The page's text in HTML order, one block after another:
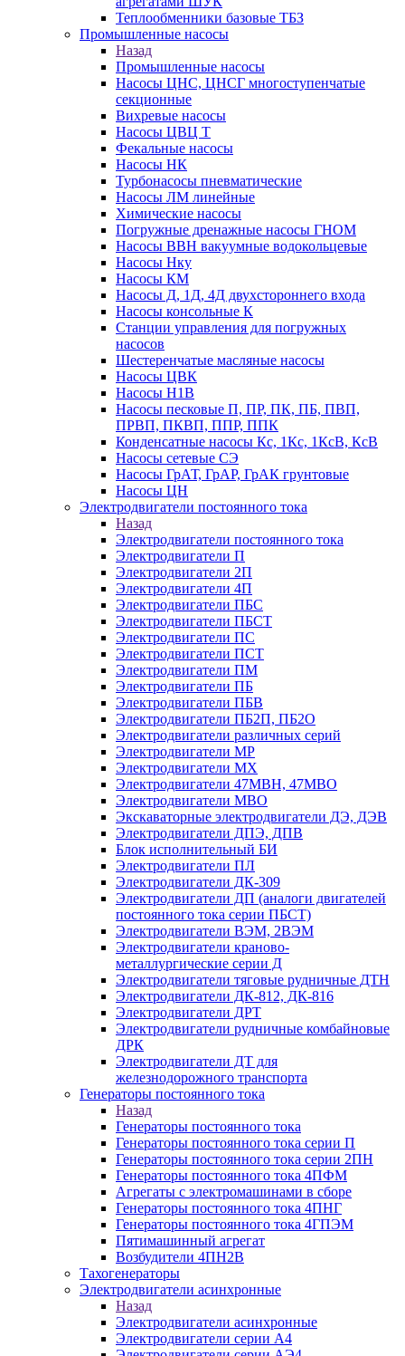
Теплообменники базовые ТБЗ
Промышленные насосы
Назад
Промышленные насосы
Насосы ЦНС, ЦНСГ многоступенчатые
секционные
Вихревые насосы
Насосы ЦВЦ Т
Фекальные насосы
Насосы НК
Турбонасосы пневматические
Насосы ЛМ линейные
Химические насосы
Погружные дренажные насосы ГНОМ
Насосы ВВН вакуумные водокольцевые
Насосы Нку
Насосы КМ
Насосы Д, 1Д, 4Д двухстороннего входа
Насосы консольные К
Станции управления для погружных
насосов
Шестеренчатые масляные насосы
Насосы ЦВК
Насосы Н1В
Насосы песковые П, ПР, ПК, ПБ, ПВП,
ПРВП, ПКВП, ППР, ППК
Конденсатные насосы Кс, 1Кс, 1КсВ, КсВ
Насосы сетевые СЭ
Насосы ГрАТ, ГрАР, ГрАК грунтовые
Насосы ЦН
Электродвигатели постоянного тока
Назад
Электродвигатели постоянного тока
Электродвигатели П
Электродвигатели 2П
Электродвигатели 4П
Электродвигатели ПБС
Электродвигатели ПБСТ
Электродвигатели ПС
Электродвигатели ПСТ
Электродвигатели ПМ
Электродвигатели ПБ
Электродвигатели ПБВ
Электродвигатели ПБ2П, ПБ2О
Электродвигатели различных серий
Электродвигатели МР
Электродвигатели MX
Электродвигатели 47MBH, 47МВО
Электродвигатели MBO
Экскаваторные электродвигатели ДЭ, ДЭВ
Электродвигатели ДПЭ, ДПВ
Блок исполнительный БИ
Электродвигатели ПЛ
Электродвигатели ДК-309
Электродвигатели ДП (аналоги двигателей
постоянного тока серии ПБСТ)
Электродвигатели ВЭМ, 2ВЭМ
Электродвигатели краново-
металлургические серии Д
Электродвигатели тяговые рудничные ДТН
Электродвигатели ДК-812, ДК-816
Электродвигатели ДРТ
Электродвигатели рудничные комбайновые
ДРК
Электродвигатели ДТ для
железнодорожного транспорта
Генераторы постоянного тока
Назад
Генераторы постоянного тока
Генераторы постоянного тока серии П
Генераторы постоянного тока серии 2ПН
Генераторы постоянного тока 4ПФМ
Агрегаты с электромашинами в сборе
Генераторы постоянного тока 4ПНГ
Генераторы постоянного тока 4ГПЭМ
Пятимашинный агрегат
Возбудители 4ПН2В
Тахогенераторы
Электродвигатели асинхронные
Назад
Электродвигатели асинхронные
Электродвигатели серии А4